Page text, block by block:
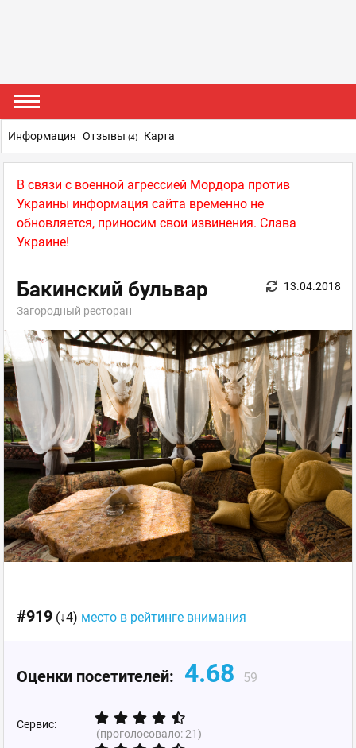
В связи с военной агрессией Мордора против
Украины информация сайта временно не
обновляется, приносим свои извинения. Слава
Украине!
Бакинский бульвар
Загородный ресторан
13.04.2018
#919 (↓4) место в рейтинге внимания
Оценки посетителей: 4.68 59
Сервис:
(проголосовало:21)
Информация Отзывы (4) Карта